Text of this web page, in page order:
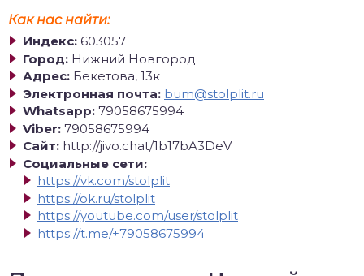
Как нас найти:
Индекс: 603057
Город: Нижний Новгород
Адрес: Бекетова, 13к
Электронная почта: bum@stolplit.ru
Whatsapp: 79058675994
Viber: 79058675994
Сайт: http://jivo.chat/1b17bA3DeV
Социальные сети:
https://vk.com/stolplit
https://ok.ru/stolplit
https://youtube.com/user/stolplit
https://t.me/+79058675994